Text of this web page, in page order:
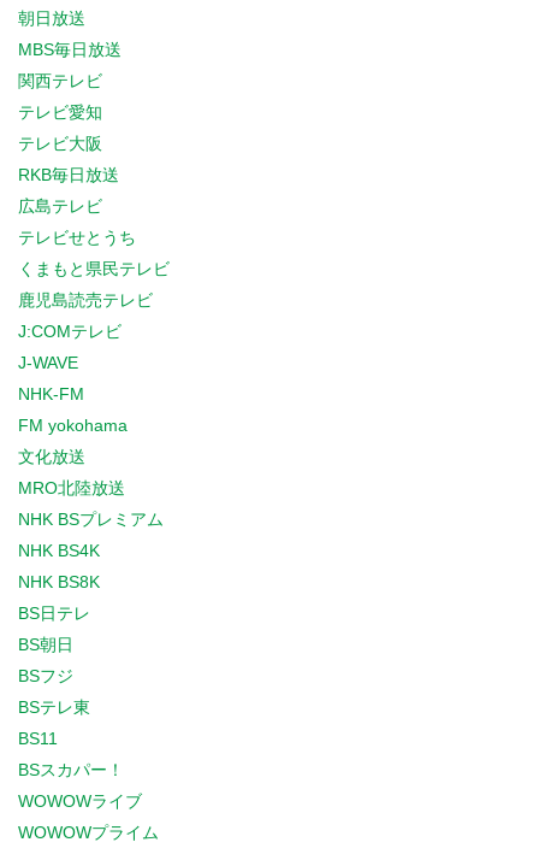
朝日放送
MBS毎日放送
関西テレビ
テレビ愛知
テレビ大阪
RKB毎日放送
広島テレビ
テレビせとうち
くまもと県民テレビ
鹿児島読売テレビ
J:COMテレビ
J-WAVE
NHK-FM
FM yokohama
文化放送
MRO北陸放送
NHK BSプレミアム
NHK BS4K
NHK BS8K
BS日テレ
BS朝日
BSフジ
BSテレ東
BS11
BSスカパー！
WOWOWライブ
WOWOWプライム